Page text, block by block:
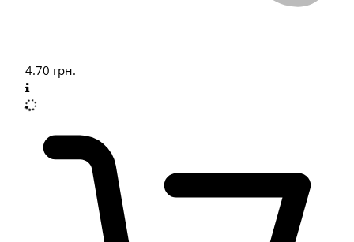
4.70 грн.